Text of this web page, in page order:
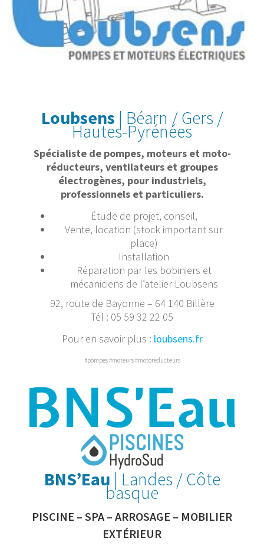
Loubsens | Béarn / Gers /
Hautes-Pyrénées
Spécialiste de pompes, moteurs et moto-
réducteurs, ventilateurs et groupes
électrogènes, pour industriels,
professionnels et particuliers.
Étude de projet, conseil,
Vente, location (stock important sur
place)
Installation
Réparation par les bobiniers et
mécaniciens de l’atelier Loubsens
92, route de Bayonne – 64 140 Billère
Tél : 05 59 32 22 05
Pour en savoir plus : loubsens.fr
#pompes #moteurs #motoreducteurs
BNS’Eau | Landes / Côte
basque
PISCINE – SPA – ARROSAGE – MOBILIER
EXTÉRIEUR